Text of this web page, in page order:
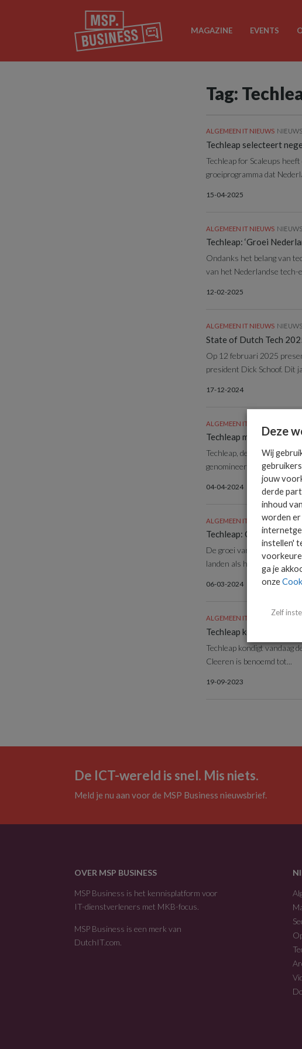
MAGAZINE EVENTS
Tag:
ALGEMEEN IT NIEUWS NIEUWS
Techleap selecteert
Techleap for Scaleups
groeiprogramma dat
15-04-2025
ALGEMEEN IT NIEUWS NIEUWS
Techleap: ‘Groei
Ondanks het belang van
van het Nederlandse tech-
12-02-2025
ALGEMEEN IT NIEUWS NIEUWS
State of Dutch Tech
Op 12 februari 2025
president Dick Schoof. Dit
17-12-2024
ALGEMEEN IT NIEUWS
Techleap maakt drie
Techleap, de non-
genomineerden voor de
04-04-2024
ALGEMEEN IT NIEUWS NIEUWS
Techleap:
De groei van de
landen als het Verenigd
06-03-2024
ALGEMEEN IT NIEUWS
Techleap kondigt twee
Techleap kondigt vandaag
Cleeren is benoemd tot...
19-09-2023
De ICT-wereld is snel. Mis niets.
Meld je nu aan voor de MSP Business nieuwsbrief.
OVER MSP BUSINESS
MSP Business is het kennisplatform voor
IT-dienstverleners met MKB-focus.
MSP Business is een merk van
DutchIT.com
Deze
Wij
jouw
derde
inhoud
worden
instellen'
ga je
onze
Zelf